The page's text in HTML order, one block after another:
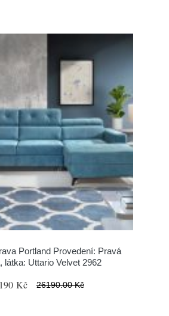
Portland Provedení: Pravá
látka: Uttario Velvet 2962
Kč 26190.00 Kč